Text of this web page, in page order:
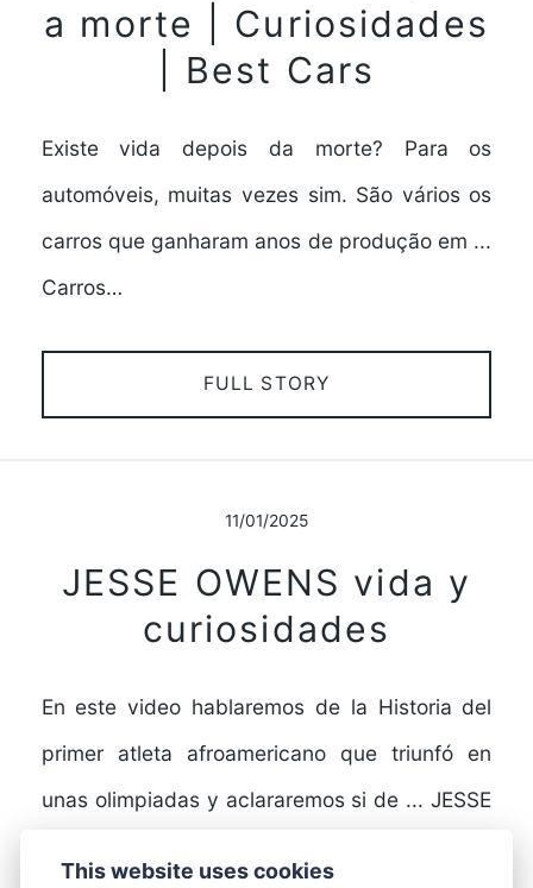
a morte | Curiosidades
| Best Cars
Existe vida depois da morte? Para os
automóveis, muitas vezes sim. São vários os
carros que ganharam anos de produção em ...
Carros…
FULL STORY
11/01/2025
JESSE OWENS vida y
curiosidades
En este video hablaremos de la Historia del
primer atleta afroamericano que triunfó en
unas olimpiadas y aclararemos si de ... JESSE
This website uses cookies